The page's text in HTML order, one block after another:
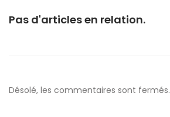
Pas d'articles en relation.
Désolé, les commentaires sont fermés.